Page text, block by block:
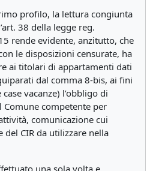
profilo, la lettura congiunta
38 della legge reg.
rende evidente, anzitutto, che
le disposizioni censurate, ha
ai titolari di appartamenti dati
dal comma 8-bis, ai fini
vacanze) l’obbligo di
Comune competente per
comunicazione cui
del CIR da utilizzare nella
una sola volta e